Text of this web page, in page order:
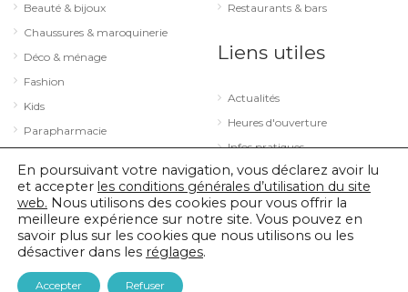
Beauté & bijoux
Chaussures & maroquinerie
Déco & ménage
Fashion
Kids
Parapharmacie
Sport & loisirs
Technologie & optique
Restaurants & bars
Liens utiles
Actualités
Heures d'ouverture
Infos pratiques
© 2026 City Concorde |Mentions légales
En poursuivant votre navigation, vous déclarez avoir lu
et accepter les conditions générales d’utilisation du site
web. Nous utilisons des cookies pour vous offrir la
meilleure expérience sur notre site. Vous pouvez en
savoir plus sur les cookies que nous utilisons ou les
désactiver dans les réglages.
Accepter Refuser